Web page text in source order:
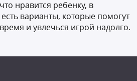
нравится ребенку, в
варианты, которые помогут
и увлечься игрой надолго.